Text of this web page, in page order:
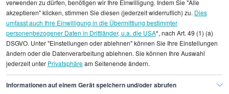
Durchschnittswerte und die Angaben können nicht
einzelnen Stellenangeboten zugeordnet werden.
Gehaltsinformationen
Bauwesen
Straßenwärter/in
Straßenwärter/in Düsseldorf
verwenden zu dürfen, benötigen wir Ihre Einwilligung. Indem Sie "Alle
akzeptieren" klicken, stimmen Sie diesen (jederzeit widerruflich) zu. Dies
umfasst auch Ihre Einwilligung in die Übermittlung bestimmter
personenbezogener Daten in Drittländer, u.a. die USA*, nach Art. 49 (1) (a)
DSGVO. Unter "Einstellungen oder ablehnen" können Sie Ihre Einstellungen
ändern oder die Datenverarbeitung ablehnen. Sie können Ihre Auswahl
jederzeit unter Privatsphäream Seitenende ändern.
Informationen auf einem Gerät speichern und/oder abrufen